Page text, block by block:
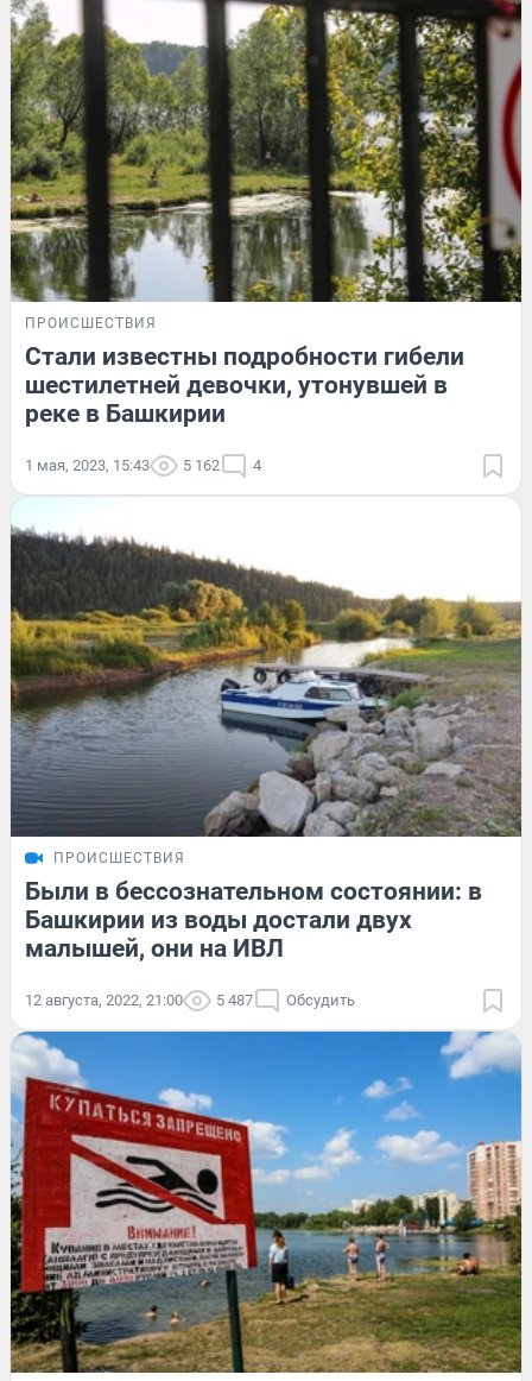
ПРОИСШЕСТВИЯ
Стали известны подробности гибели
шестилетней девочки, утонувшей в
реке в Башкирии
1 мая, 2023, 15:43 5 162 4
ПРОИСШЕСТВИЯ
Были в бессознательном состоянии: в
Башкирии из воды достали двух
малышей, они на ИВЛ
12 августа, 2022, 21:00 5 487 Обсудить